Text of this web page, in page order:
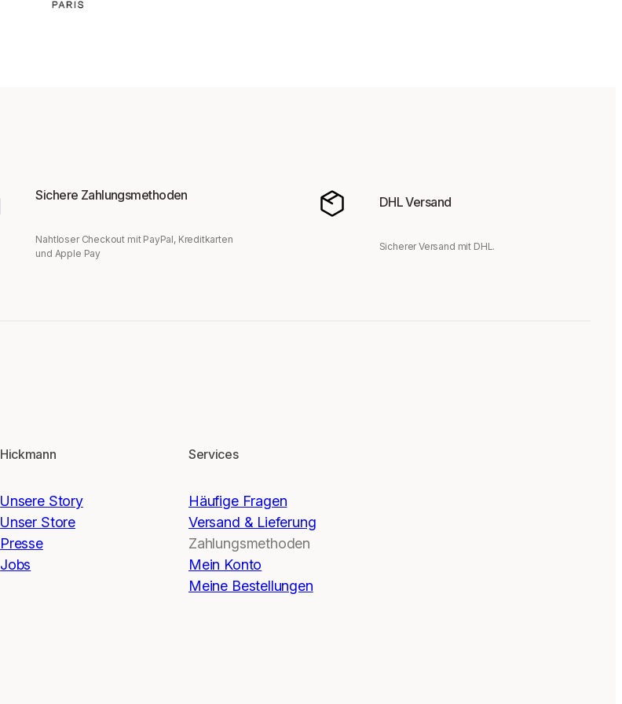
Sichere Zahlungsmethoden
Nahtloser Checkout mit PayPal, Kreditkarten
und Apple Pay
DHL Versand
Sicherer Versand mit DHL.
Hickmann
Unsere Story
Unser Store
Presse
Jobs
Services
Häufige Fragen
Versand & Lieferung
Zahlungsmethoden
Mein Konto
Meine Bestellungen